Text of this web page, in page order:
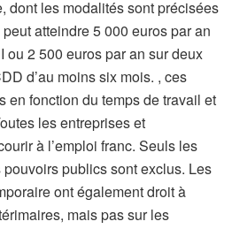
dont les modalités sont précisées
atteindre 5 000 euros par an
ou 2 500 euros par an sur deux
d’au moins six mois. , ces
en fonction du temps de travail et
les entreprises et
à l’emploi franc. Seuls les
publics sont exclus. Les
ont également droit à
mais pas sur les